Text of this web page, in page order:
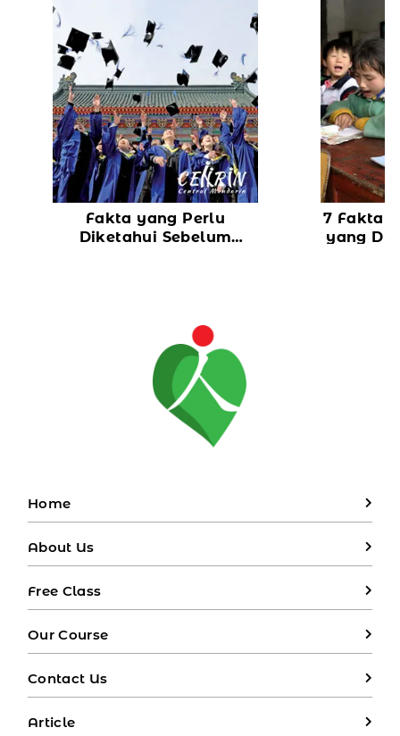
Fakta yang Perlu
Diketahui Sebelum
7 Fakta
yang
Home
About Us
Free Class
Our Course
Contact Us
Article